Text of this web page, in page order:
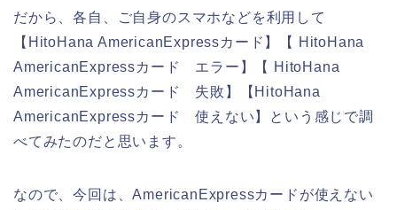
だから、各自、ご自身のスマホなどを利用して
【HitoHana AmericanExpressカード】【 HitoHana
AmericanExpressカード エラー】【 HitoHana
AmericanExpressカード 失敗】【HitoHana
AmericanExpressカード 使えない】という感じで調
べてみたのだと思います。
なので、今回は、AmericanExpressカードが使えない